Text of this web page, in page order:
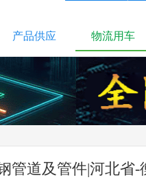
产品供应 物流用车
管道及管件|河北省-